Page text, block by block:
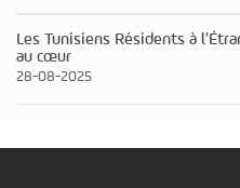
Les Tunisiens Résidents à
au cœur
28-08-2025